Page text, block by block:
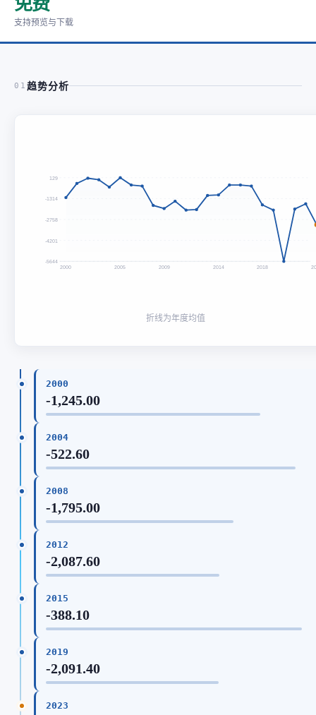
支持预览与下载
01 趋势分析
129
-1314
-2758
-4201
-5644
2000 2005 2009 2014 2018
折线为年度均值
2000
-1,245.00
2004
-522.60
2008
-1,795.00
2012
-2,087.60
2015
-388.10
2019
-2,091.40
2023